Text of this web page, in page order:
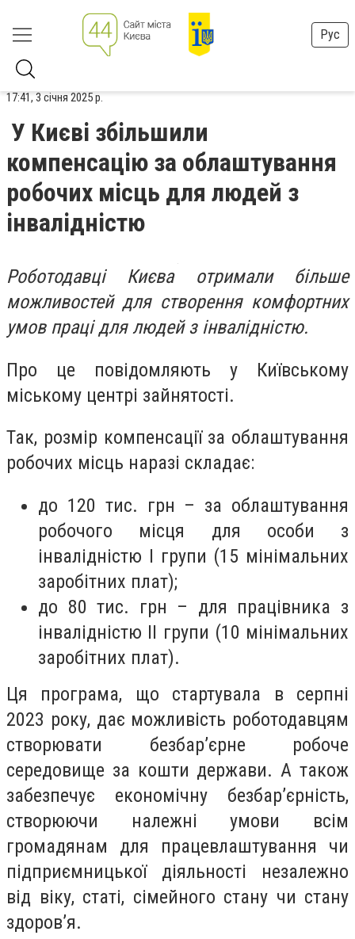
Рус
17:41, 3 січня 2025 р.
У Києві збільшили
компенсацію за облаштування
робочих місць для людей з
інвалідністю
Роботодавці Києва отримали більше
можливостей для створення комфортних
умов праці для людей з інвалідністю.
Про це повідомляють у Київському
міському центрі зайнятості.
Так, розмір компенсації за облаштування
робочих місць наразі складає:
до 120 тис. грн – за облаштування
робочого місця для особи з
інвалідністю І групи (15 мінімальних
заробітних плат);
до 80 тис. грн – для працівника з
інвалідністю ІІ групи (10 мінімальних
заробітних плат).
Ця програма, що стартувала в серпні
2023 року, дає можливість роботодавцям
створювати безбар’єрне робоче
середовище за кошти держави. А також
забезпечує економічну безбарʼєрність,
створюючи належні умови всім
громадянам для працевлаштування чи
підприємницької діяльності незалежно
від віку, статі, сімейного стану чи стану
здоров’я.